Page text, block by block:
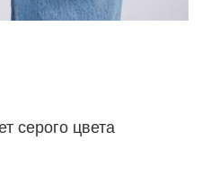
серого цвета